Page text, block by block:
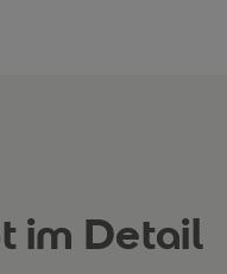
im Detail